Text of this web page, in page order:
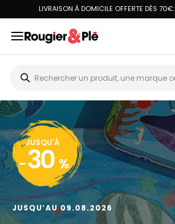
LIVRAISON À DOMICILE OFFERTE DÈS 70€.
JUSQU'À
- 30 %
JUSQU’AU 09.08.2026